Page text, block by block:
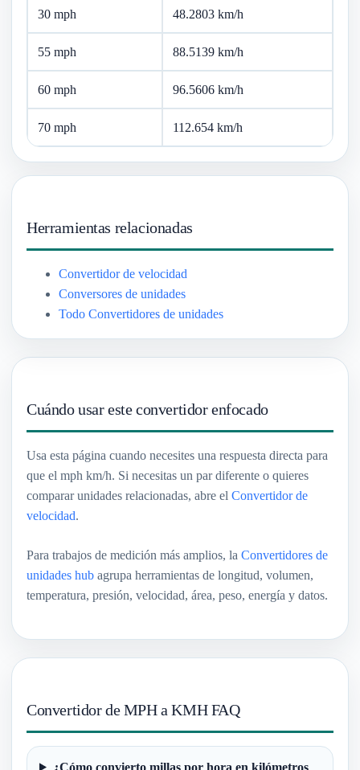
30 mph 48.2803 km/h
55 mph 88.5139 km/h
60 mph 96.5606 km/h
70 mph 112.654 km/h
Herramientas relacionadas
Convertidor de velocidad
Conversores de unidades
Todo Convertidores de unidades
Cuándo usar este convertidor enfocado
Usa esta página cuando necesites una respuesta directa para
que el mph km/h. Si necesitas un par diferente o quieres
comparar unidades relacionadas, abre el Convertidor de
velocidad.
Para trabajos de medición más amplios, la Convertidores de
unidades hub agrupa herramientas de longitud, volumen,
temperatura, presión, velocidad, área, peso, energía y datos.
Convertidor de MPH a KMH FAQ
¿Cómo convierto millas por hora en kilómetros